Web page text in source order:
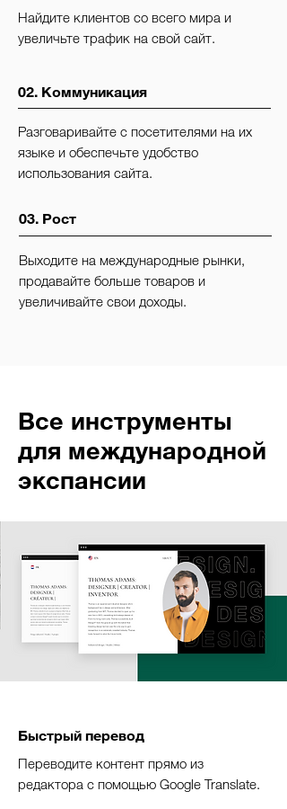
Найдите клиентов со всего мира и
увеличьте трафик на свой сайт.
02. Коммуникация
Разговаривайте с посетителями на их
языке и обеспечьте удобство
использования сайта.
03. Рост
Выходите на международные рынки,
продавайте больше товаров и
увеличивайте свои доходы.
Все инструменты
для международной
экспансии
Быстрый перевод
Переводите контент прямо из
редактора с помощью Google Translate.